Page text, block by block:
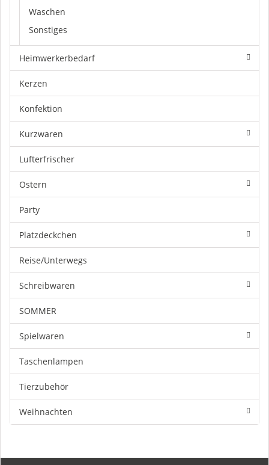
Waschen
Sonstiges
Heimwerkerbedarf
Kerzen
Konfektion
Kurzwaren
Lufterfrischer
Ostern
Party
Platzdeckchen
Reise/Unterwegs
Schreibwaren
SOMMER
Spielwaren
Taschenlampen
Tierzubehör
Weihnachten